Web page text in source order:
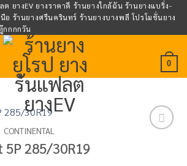
ต ยางEV ยางราคาดี ร้านยางใกล้ฉัน ร้านยางแบริ่ง-
นือ ร้านยางศรีนครินทร์ ร้านยางบางพลี โปรโมชั่นยาง
กกกกวัน
0
CONTINENTAL
285/30R19